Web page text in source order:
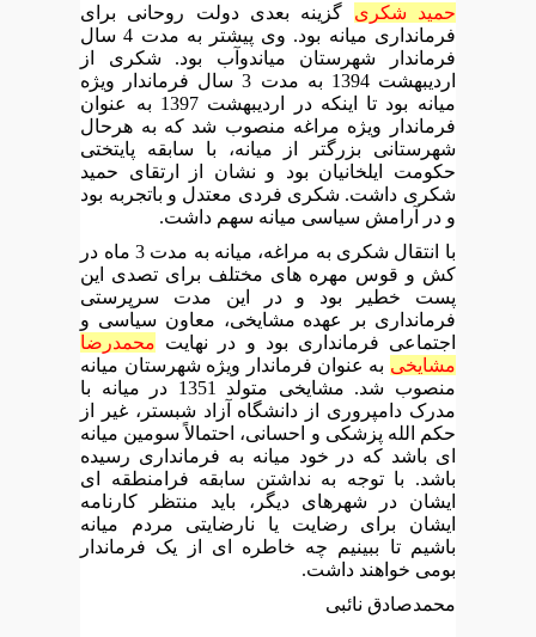
حمید شکری گزینه بعدی دولت روحانی برای
فرمانداری میانه بود. وی پیشتر به مدت 4 سال
فرماندار شهرستان میاندوآب بود. شکری از
اردیبهشت 1394 به مدت 3 سال فرماندار ویژه
میانه بود تا اینکه در اردیبهشت 1397 به عنوان
فرماندار ویژه مراغه منصوب شد که به هرحال
شهرستانی بزرگتر از میانه، با سابقه پایتختی
حکومت ایلخانیان بود و نشان از ارتقای حمید
شکری داشت. شکری فردی معتدل و باتجربه بود
و در آرامش سیاسی میانه سهم داشت.
با انتقال شکری به مراغه، میانه به مدت 3 ماه در
کش و قوس مهره های مختلف برای تصدی این
پست خطیر بود و در این مدت سرپرستی
فرمانداری بر عهده مشایخی، معاون سیاسی و
اجتماعی فرمانداری بود و در نهایت محمدرضا
مشایخی به عنوان فرماندار ویژه شهرستان میانه
منصوب شد. مشایخی متولد 1351 در میانه با
مدرک دامپروری از دانشگاه آزاد شبستر، غیر از
حکم الله پزشکی و احسانی، احتمالاً سومین میانه
ای باشد که در خود میانه به فرمانداری رسیده
باشد. با توجه به نداشتن سابقه فرامنطقه ای
ایشان در شهرهای دیگر، باید منتظر کارنامه
ایشان برای رضایت یا نارضایتی مردم میانه
باشیم تا ببینیم چه خاطره ای از یک فرماندار
بومی خواهند داشت.
محمدصادق نائبی